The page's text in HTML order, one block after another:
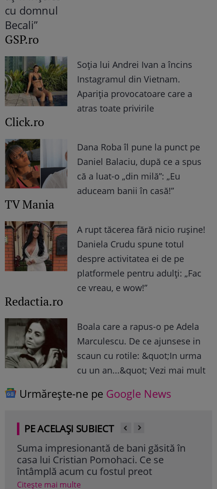
GSP.ro
Soția lui Andrei Ivan a încins
Instagramul din Vietnam.
Apariția provocatoare care a
atras toate privirile
Click.ro
Dana Roba îl pune la punct pe
Daniel Balaciu, după ce a spus
că a luat-o „din milă”: „Eu
aduceam banii în casă!”
TV Mania
A rupt tăcerea fără nicio rușine!
Daniela Crudu spune totul
despre activitatea ei de pe
platformele pentru adulți: „Fac
ce vreau, e wow!”
Redactia.ro
Boala care a rapus-o pe Adela
Marculescu. De ce ajunsese in
scaun cu rotile: &quot;In urma
cu un an...&quot; Vezi mai mult
Urmărește-ne pe Google News
PE ACELAȘI SUBIECT
Suma impresionantă de bani găsită în
casa lui Cristian Pomohaci. Ce se
întâmplă acum cu fostul preot
Citește mai multe